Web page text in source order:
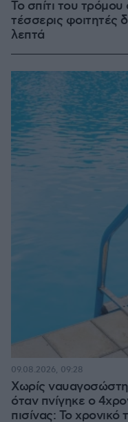
Το σπίτι του
τέσσερις φοιτητές
λεπτά
Χωρίς
όταν πνίγηκε ο
πισίνας: Το χρονικό
09.08.2026, 09:28